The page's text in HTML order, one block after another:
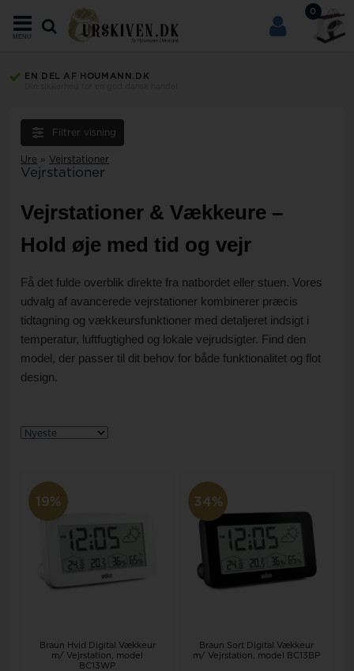
0
MENU
EN DEL AF HOUMANN.DK
Filtrer visning
Ure » Vejrstationer
Vejrstationer
Vejrstationer & Vækkeure –
Hold øje med tid og vejr
Få det fulde overblik direkte fra natbordet eller stuen. Vores
udvalg af avancerede vejrstationer kombinerer præcis
tidtagning og vækkeursfunktioner med detaljeret indsigt i
temperatur, luftfugtighed og lokale vejrudsigter. Find den
model, der passer til dit behov for både funktionalitet og flot
design.
19%
Braun Hvid Digital Vækkeur
m/ Vejrstation, model
BC13WP
34%
Braun Sort Digital Vækkeur
m/ Vejrstation, model BC13BP